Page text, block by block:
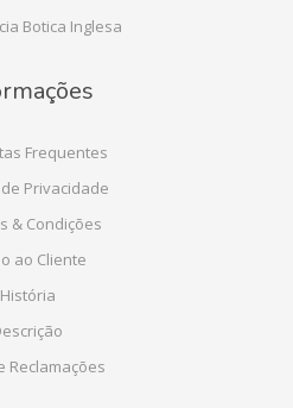
Botica Inglesa
Frequentes
Privacidade
& Condições
ao Cliente
História
Reclamações